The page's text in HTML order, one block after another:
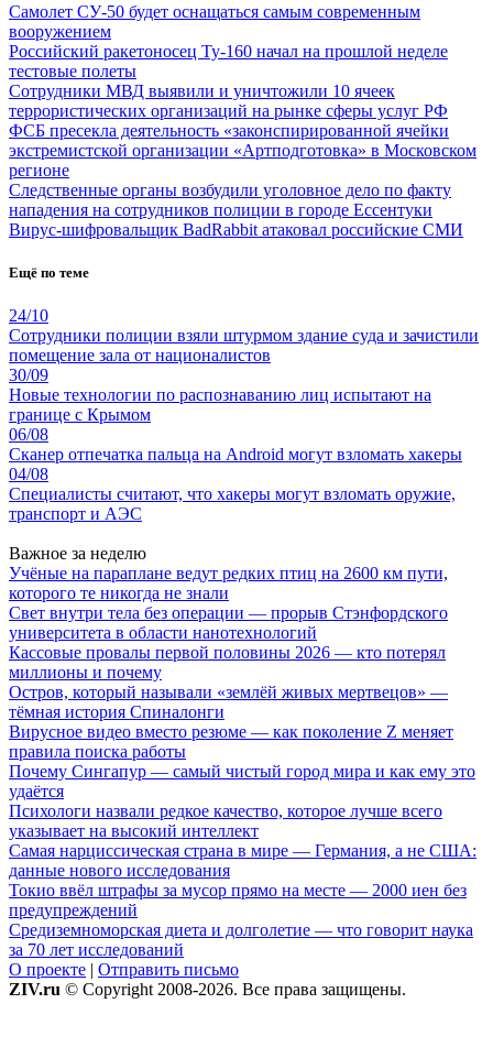
Самолет СУ-50 будет оснащаться самым современным
вооружением
Российский ракетоносец Ту-160 начал на прошлой неделе
тестовые полеты
Сотрудники МВД выявили и уничтожили 10 ячеек
террористических организаций на рынке сферы услуг РФ
ФСБ пресекла деятельность «законспирированной ячейки
экстремистской организации «Артподготовка» в Московском
регионе
Следственные органы возбудили уголовное дело по факту
нападения на сотрудников полиции в городе Ессентуки
Вирус-шифровальщик BadRabbit атаковал российские СМИ
Ещё по теме
24/10
Сотрудники полиции взяли штурмом здание суда и зачистили
помещение зала от националистов
30/09
Новые технологии по распознаванию лиц испытают на
границе с Крымом
06/08
Сканер отпечатка пальца на Android могут взломать хакеры
04/08
Специалисты считают, что хакеры могут взломать оружие,
транспорт и АЭС
Важное за неделю
Учёные на параплане ведут редких птиц на 2600 км пути,
которого те никогда не знали
Свет внутри тела без операции — прорыв Стэнфордского
университета в области нанотехнологий
Кассовые провалы первой половины 2026 — кто потерял
миллионы и почему
Остров, который называли «землёй живых мертвецов» —
тёмная история Спиналонги
Вирусное видео вместо резюме — как поколение Z меняет
правила поиска работы
Почему Сингапур — самый чистый город мира и как ему это
удаётся
Психологи назвали редкое качество, которое лучше всего
указывает на высокий интеллект
Самая нарциссическая страна в мире — Германия, а не США:
данные нового исследования
Токио ввёл штрафы за мусор прямо на месте — 2000 иен без
предупреждений
Средиземноморская диета и долголетие — что говорит наука
за 70 лет исследований
О проекте | Отправить письмо
ZIV.ru © Copyright 2008-2026. Все права защищены.